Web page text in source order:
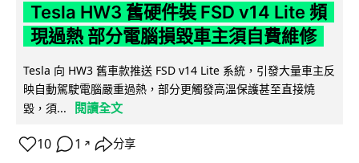
Tesla HW3 舊硬件裝 FSD v14 Lite 頻
現過熱 部分電腦損毀車主須自費維修
Tesla 向 HW3 舊車款推送 FSD v14 Lite 系統，引發大量車主反
映自動駕駛電腦嚴重過熱，部分更觸發高溫保護甚至直接燒
毀，須...
閱讀全文
10 1 ↗ 分享